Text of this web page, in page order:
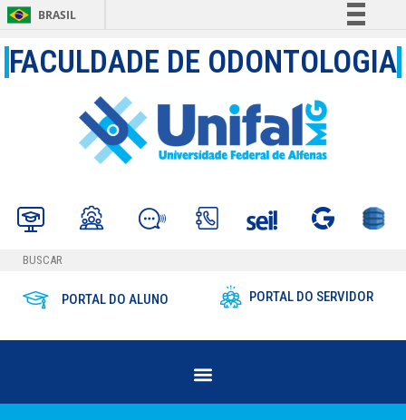
BRASIL
Comunica BR
Acesso à informação
Legislação
FACULDADE DE ODONTOLOGIA
PORTAL DO ALUNO PORTAL DO SERVIDOR